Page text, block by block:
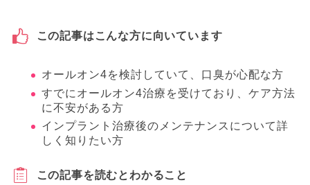
この記事はこんな方に向いています
オールオン4を検討していて、口臭が心配な方
すでにオールオン4治療を受けており、ケア方法
に不安がある方
インプラント治療後のメンテナンスについて詳
しく知りたい方
この記事を読むとわかること